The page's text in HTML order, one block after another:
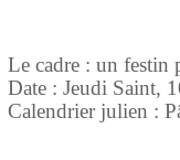
Le cadre : un festin
Date : Jeudi Saint,
Calendrier julien :